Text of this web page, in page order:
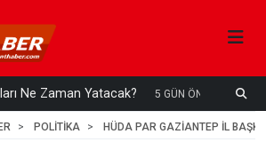
Ne Zaman Yatacak? 5 GÜN ÖNCE
POLİTİKA HÜDA PAR GAZIANTEP İL